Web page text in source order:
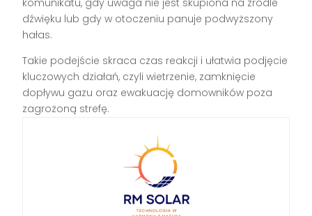
komunikatu, gdy uwaga nie jest skupiona na źródle
dźwięku lub gdy w otoczeniu panuje podwyższony
hałas.
Takie podejście skraca czas reakcji i ułatwia podjęcie
kluczowych działań, czyli wietrzenie, zamknięcie
dopływu gazu oraz ewakuację domowników poza
zagrożoną strefę.